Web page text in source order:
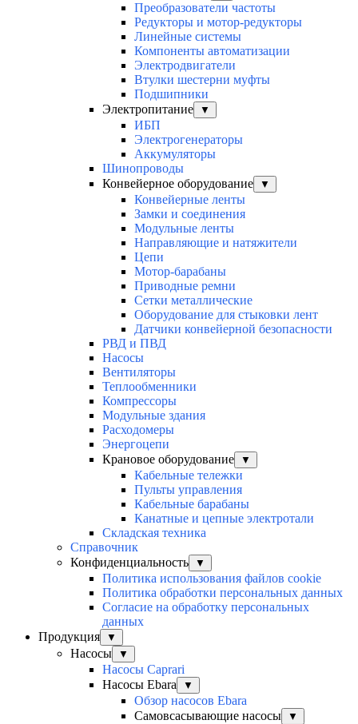
Преобразователи частоты
Редукторы и мотор-редукторы
Линейные системы
Компоненты автоматизации
Электродвигатели
Втулки шестерни муфты
Подшипники
Электропитание
▼
ИБП
Электрогенераторы
Аккумуляторы
Шинопроводы
Конвейерное оборудование
▼
Конвейерные ленты
Замки и соединения
Модульные ленты
Направляющие и натяжители
Цепи
Мотор-барабаны
Приводные ремни
Сетки металлические
Оборудование для стыковки лент
Датчики конвейерной безопасности
РВД и ПВД
Насосы
Вентиляторы
Теплообменники
Компрессоры
Модульные здания
Расходомеры
Энергоцепи
Крановое оборудование
▼
Кабельные тележки
Пульты управления
Кабельные барабаны
Канатные и цепные электротали
Складская техника
Справочник
Конфиденциальность
▼
Политика использования файлов cookie
Политика обработки персональных данных
Согласие на обработку персональных
данных
Продукция
▼
Насосы ▼
Насосы Caprari
Насосы Ebara
▼
Обзор насосов Ebara
Самовсасывающие насосы
▼